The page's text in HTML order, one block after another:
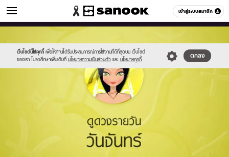
เข้าสู่ระบบสมาชิก
ดูดวง หมวดอื่นๆ
เว็บไซต์นี้ใช้คุกกี้ เพื่อให้ท่านได้รับประสบการณ์การใช้งานที่ดีที่สุดบน เว็บไซต์
ของเรา โปรดศึกษาเพิ่มเติมที่ นโยบายความเป็นส่วนตัว และ นโยบายคุกกี้
ตกลง
//s.isanook.com/sr/0/images/logo-
new-
sanook.png
//s.isanook.com/ho/0/ud/fxd/day/2_mon.jpg